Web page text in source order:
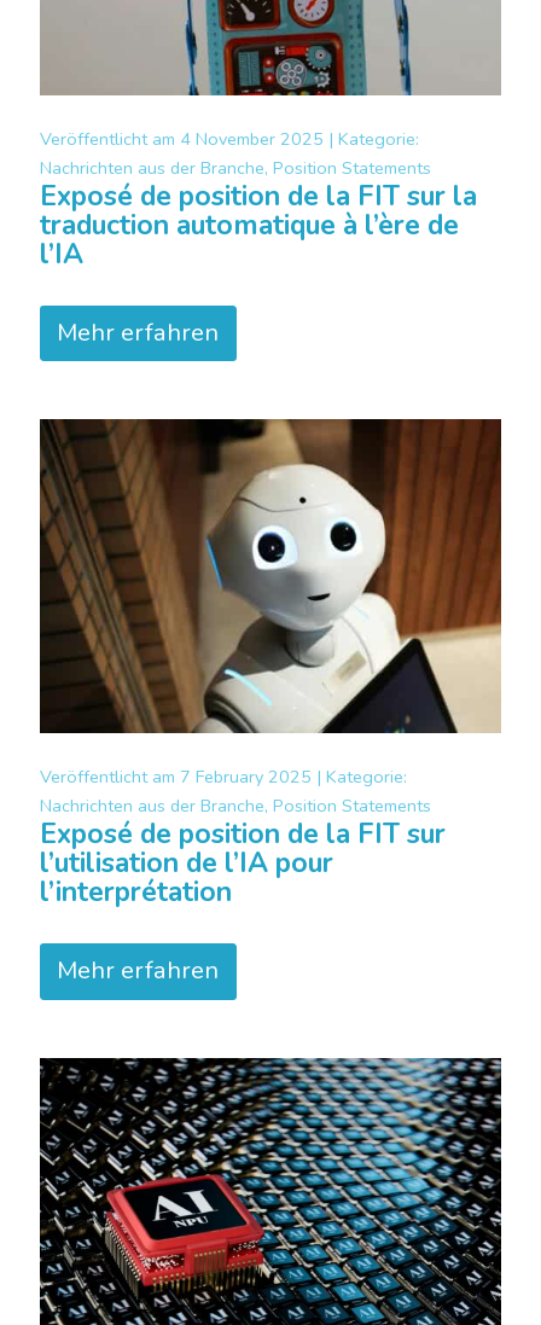
Veröffentlicht am 4 November 2025 | Kategorie:
Nachrichten aus der Branche, Position Statements
Exposé de position de la FIT sur la
traduction automatique à l’ère de
l’IA
Mehr erfahren
Veröffentlicht am 7 February 2025 | Kategorie:
Nachrichten aus der Branche, Position Statements
Exposé de position de la FIT sur
l’utilisation de l’IA pour
l’interprétation
Mehr erfahren